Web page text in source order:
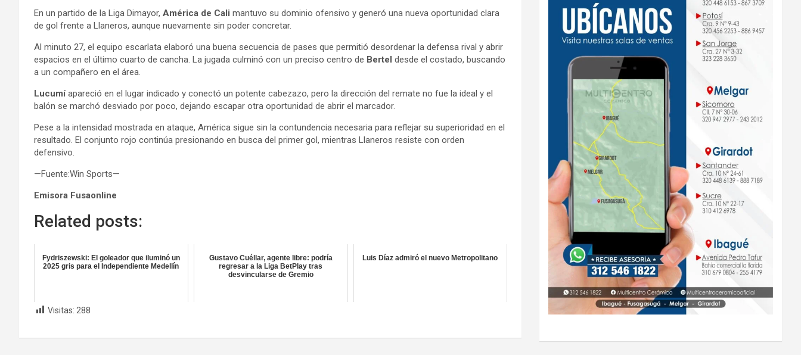
c
e
b
o
o
k
a
t
s
A
p
p
m
p
a
r
t
i
r
En un partido de la Liga Dimayor, América de Cali mantuvo su dominio ofensivo y generó una nueva oportunidad clara
de gol frente a Llaneros, aunque nuevamente sin poder concretar.
Al minuto 27, el equipo escarlata elaboró una buena secuencia de pases que permitió desordenar la defensa rival y abrir
espacios en el último cuarto de cancha. La jugada culminó con un preciso centro de Bertel desde el costado, buscando
a un compañero en el área.
Lucumíapareció en el lugar indicado y conectó un potente cabezazo, pero la dirección del remate no fue la ideal y el
balón se marchó desviado por poco, dejando escapar otra oportunidad de abrir el marcador.
Pese a la intensidad mostrada en ataque, América sigue sin la contundencia necesaria para reflejar su superioridad en el
resultado. El conjunto rojo continúa presionando en busca del primer gol, mientras Llaneros resiste con orden
defensivo.
—Fuente:Win Sports—
Emisora Fusaonline
Related posts:
Fydriszewski: El goleador que iluminó un
2025 gris para el Independiente Medellín
Gustavo Cuéllar, agente libre: podría
regresar a la Liga BetPlay tras
desvincularse de Gremio
Luis Díaz admiró el nuevo Metropolitano
Visitas: 288